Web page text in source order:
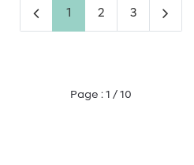
1 2 3
Page : 1 / 10